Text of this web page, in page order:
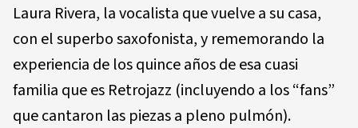
Laura Rivera, la vocalista que vuelve a su casa,
con el superbo saxofonista, y rememorando la
experiencia de los quince años de esa cuasi
familia que es Retrojazz (incluyendo a los “fans”
que cantaron las piezas a pleno pulmón).